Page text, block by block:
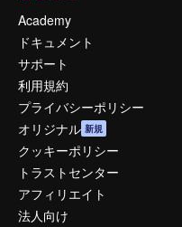
Academy
ドキュメント
サポート
利用規約
プライバシーポリシー
オリジナル 新規
クッキーポリシー
トラストセンター
アフィリエイト
法人向け